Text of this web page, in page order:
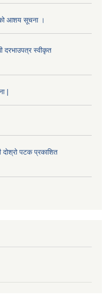
आशय सूचना ।
दरभाउपत्र स्वीकृत
|
दोश्रो पटक प्रकाशित